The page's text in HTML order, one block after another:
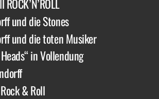
und die Stones
und die toten Musiker
in Vollendung
& Roll